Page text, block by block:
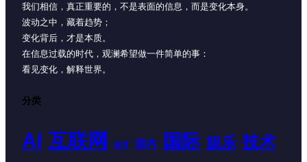
我们相信，真正重要的，不是表面的信息，而是变化本身。
波动之中，藏着趋势；
变化背后，才是本质。
在信息过载的时代，观澜希望做一件简单的事：
看见变化，解释世界。
分类
AI 互联网 体育 国内 国际 娱乐 技术